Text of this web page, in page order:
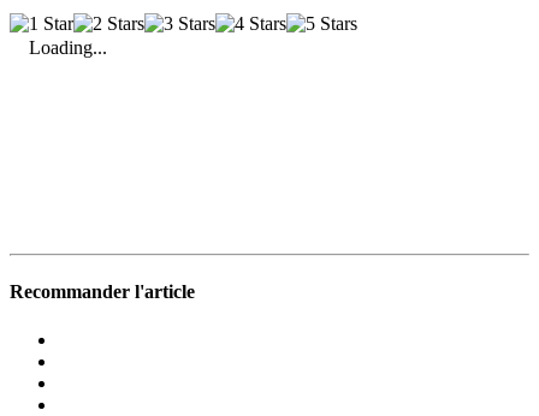
Loading...
Recommander l'article